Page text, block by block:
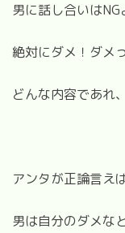
男に話し合いはNG
絶対にダメ！ダメ
どんな内容であれ
アンタが正論言え
男は自分のダメな